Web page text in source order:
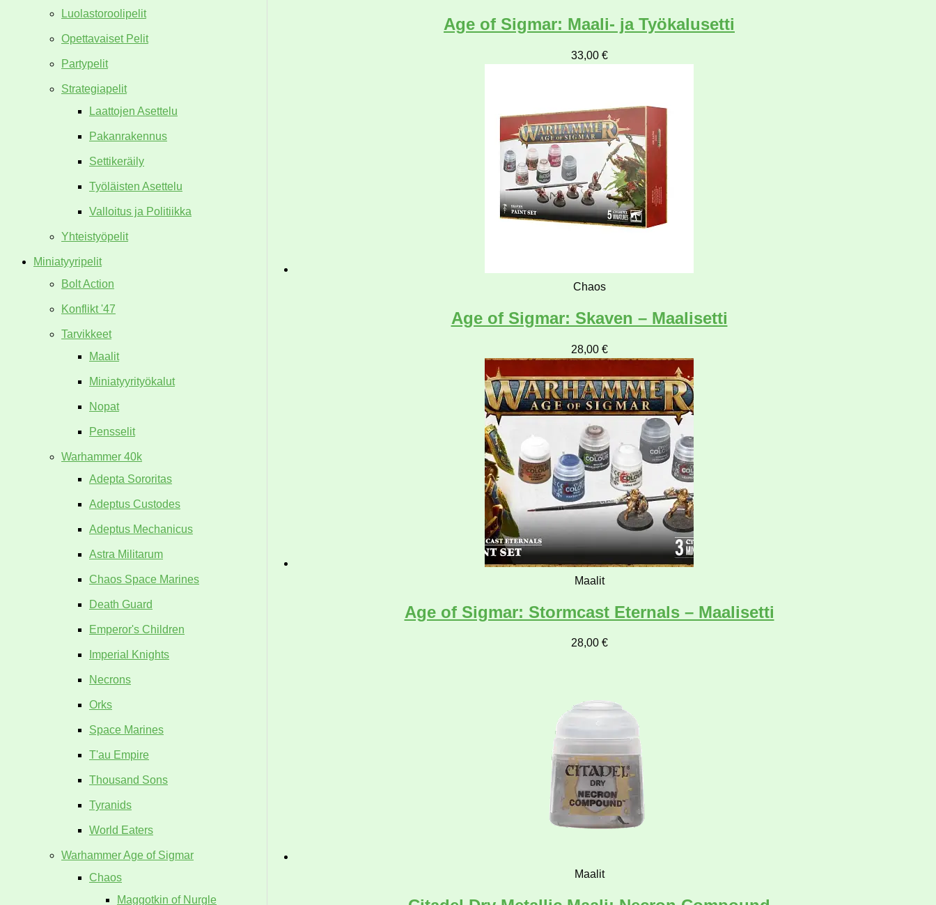
Luolastoroolipelit
Opettavaiset Pelit
Partypelit
Strategiapelit
Laattojen Asettelu
Pakanrakennus
Settikeräily
Työläisten Asettelu
Valloitus ja Politiikka
Yhteistyöpelit
Miniatyyripelit
Bolt Action
Konflikt '47
Tarvikkeet
Maalit
Miniatyyrityökalut
Nopat
Pensselit
Warhammer 40k
Adepta Sororitas
Adeptus Custodes
Adeptus Mechanicus
Astra Militarum
Chaos Space Marines
Death Guard
Emperor's Children
Imperial Knights
Necrons
Orks
Space Marines
T'au Empire
Thousand Sons
Tyranids
World Eaters
Warhammer Age of Sigmar
Chaos
Maggotkin of Nurgle
Age of Sigmar: Maali- ja Työkalusetti
33,00 €
Chaos
Age of Sigmar: Skaven – Maalisetti
28,00 €
Maalit
Age of Sigmar: Stormcast Eternals – Maalisetti
28,00 €
Maalit